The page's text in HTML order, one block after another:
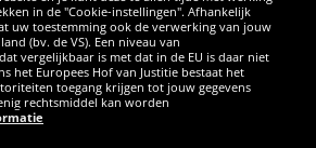
in de "Cookie-instellingen". Afhankelijk
uw toestemming ook de verwerking van jouw
(bv. de VS). Een niveau van
vergelijkbaar is met dat in de EU is daar niet
het Europees Hof van Justitie bestaat het
toegang krijgen tot jouw gegevens
rechtsmiddel kan worden